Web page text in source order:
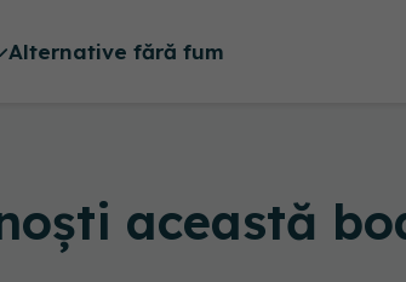
Alternative fără fum
această